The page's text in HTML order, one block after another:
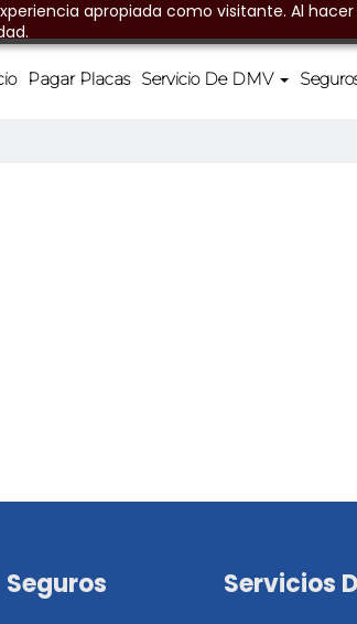
apropiada como visitante. Al hacer
Pagar Placas Servicio De DMV
Seguros Servicios